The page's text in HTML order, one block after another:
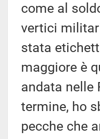
come al
vertici
stata
maggiore è
andata nelle
termine, ho
pecche che